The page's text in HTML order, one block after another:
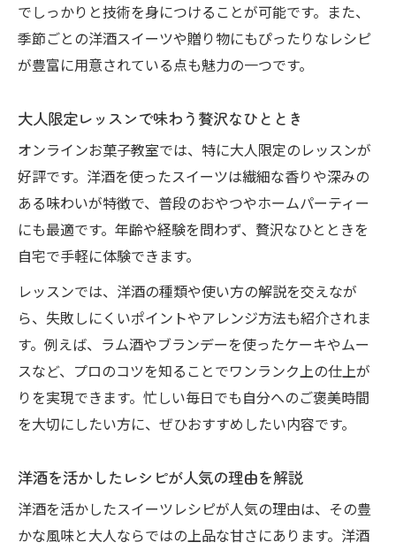
でしっかりと技術を身につけることが可能です。また、
季節ごとの洋酒スイーツや贈り物にもぴったりなレシピ
が豊富に用意されている点も魅力の一つです。
大人限定レッスンで味わう贅沢なひととき
オンラインお菓子教室では、特に大人限定のレッスンが
好評です。洋酒を使ったスイーツは繊細な香りや深みの
ある味わいが特徴で、普段のおやつやホームパーティー
にも最適です。年齢や経験を問わず、贅沢なひとときを
自宅で手軽に体験できます。
レッスンでは、洋酒の種類や使い方の解説を交えなが
ら、失敗しにくいポイントやアレンジ方法も紹介されま
す。例えば、ラム酒やブランデーを使ったケーキやムー
スなど、プロのコツを知ることでワンランク上の仕上が
りを実現できます。忙しい毎日でも自分へのご褒美時間
を大切にしたい方に、ぜひおすすめしたい内容です。
洋酒を活かしたレシピが人気の理由を解説
洋酒を活かしたスイーツレシピが人気の理由は、その豊
かな風味と大人ならではの上品な甘さにあります。洋酒